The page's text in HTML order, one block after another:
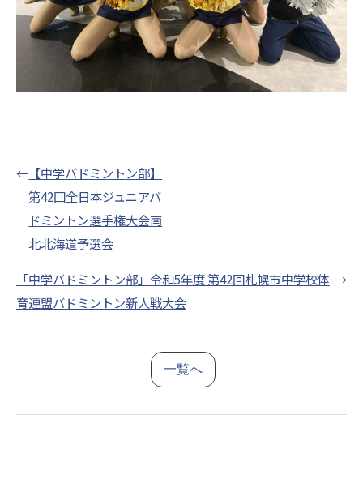
← 【中学バドミントン部】
第42回全日本ジュニアバ
ドミントン選手権大会南
北北海道予選会
「中学バドミントン部」令和5年度 第42回札幌市中学校体
育連盟バドミントン新人戦大会
→
一覧へ